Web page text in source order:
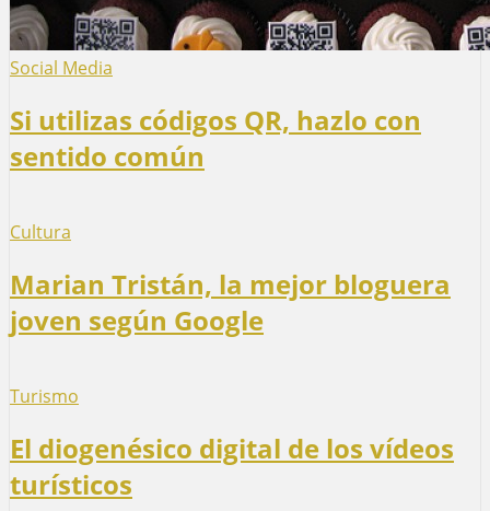
Social Media
Si utilizas códigos QR, hazlo con
sentido común
Cultura
Marian Tristán, la mejor bloguera
joven según Google
Turismo
El diogenésico digital de los vídeos
turísticos